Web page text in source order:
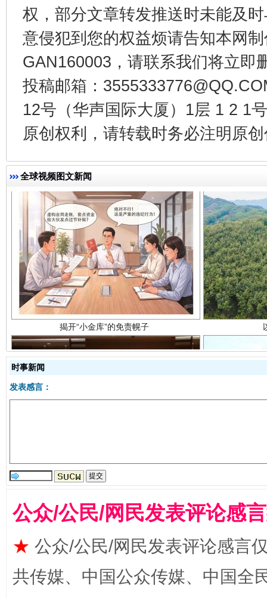
权，部分文章转发推送时未能及
意侵犯到您的权益烦请告知本网
GAN160003，请联系我们将立即
投稿邮箱：
12号（华声国际大厦）1层 1 2 1
原创权利，请转载时务必注明原
全球视频图文新闻
千年窑火 生生不息 一
揭开“小金库”的免责幌子
全民健身五年计划来了！等你上场
时事新闻
发表感言：
公众/公民/网民发表评论感
★ 公众/公民/网民发表评论感言
共传媒、中国公众传媒、中国全